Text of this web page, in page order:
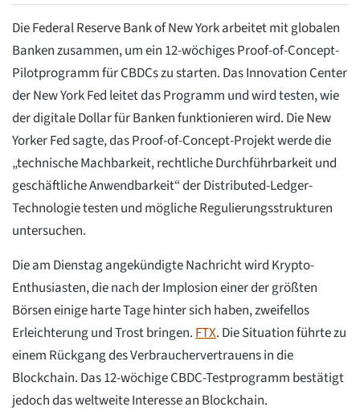
Die Federal Reserve Bank of New York arbeitet mit globalen
Banken zusammen, um ein 12-wöchiges Proof-of-Concept-
Pilotprogramm für CBDCs zu starten. Das Innovation Center
der New York Fed leitet das Programm und wird testen, wie
der digitale Dollar für Banken funktionieren wird. Die New
Yorker Fed sagte, das Proof-of-Concept-Projekt werde die
„technische Machbarkeit, rechtliche Durchführbarkeit und
geschäftliche Anwendbarkeit“ der Distributed-Ledger-
Technologie testen und mögliche Regulierungsstrukturen
untersuchen.
Die am Dienstag angekündigte Nachricht wird Krypto-
Enthusiasten, die nach der Implosion einer der größten
Börsen einige harte Tage hinter sich haben, zweifellos
Erleichterung und Trost bringen. FTX. Die Situation führte zu
einem Rückgang des Verbrauchervertrauens in die
Blockchain. Das 12-wöchige CBDC-Testprogramm bestätigt
jedoch das weltweite Interesse an Blockchain.